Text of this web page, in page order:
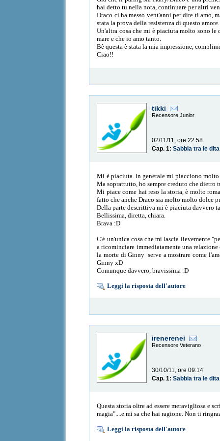
hai detto tu nella nota, continuare per altri
Draco ci ha messo vent'anni per dire ti amo,
stata la prova della resistenza di questo amore.
Un'altra cosa che mi è piaciuta molto sono
mare e che io amo tanto.
Bè questa è stata la mia impressione,
Ciao!!
tikki
Recensore Junior
02/11/11, ore 22:58
Cap. 1:Sabbia tra le dita
Mi è piaciuta. In generale mi piacciono molto
Ma soprattutto, ho sempre creduto che dietro
Mi piace come hai reso la storia, è molto
fatto che anche Draco sia molto molto dolce
Della parte descrittiva mi è piaciuta davvero
Bellissima, diretta, chiara.
Brava :D
C'è un'unica cosa che mi lascia lievemente
a ricominciare immediatamente una
la morte di Ginny serve a mostrare come
Ginny xD
Comunque davvero, bravissima :D
Leggi la risposta dell'autore
irenerenei
Recensore Veterano
30/10/11, ore 09:14
Cap. 1:Sabbia tra le dita
Questa storia oltre ad essere meravigliosa e
magia"....e mi sa che hai ragione. Non ti
Leggi la risposta dell'autore